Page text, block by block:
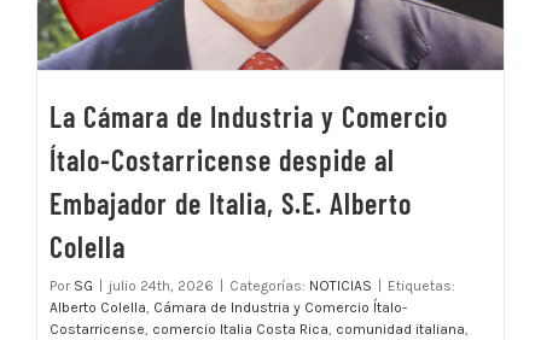
La Cámara de Industria y Comercio
Ítalo-Costarricense despide al
Embajador de Italia, S.E. Alberto
Colella
Por SG | julio 24th, 2026 | Categorías: NOTICIAS | Etiquetas:
Alberto Colella Cámara de Industria y Comercio Ítalo-
Costarricense comercio Italia Costa Rica comunidad italiana